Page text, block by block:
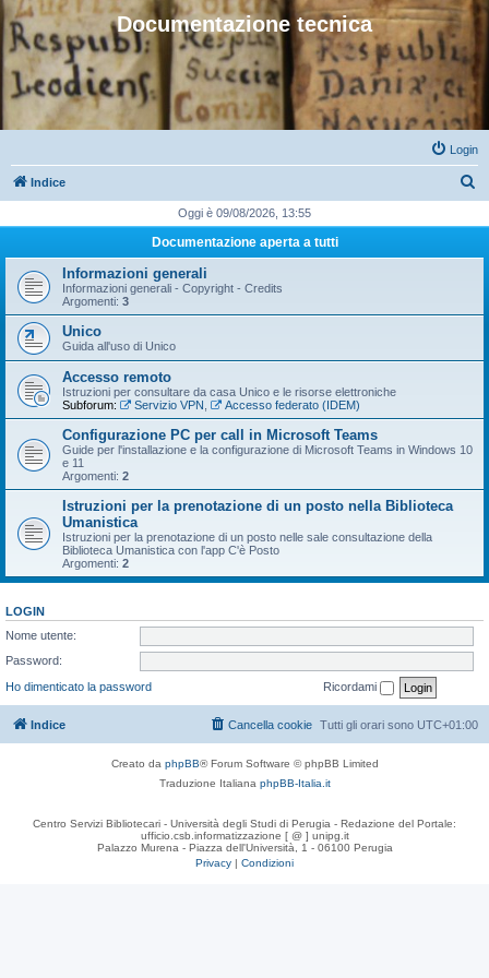
Documentazione tecnica
Login
Indice
c
Oggi è 09/08/2026, 13:55
Documentazione aperta a tutti
Informazioni generali
Informazioni generali - Copyright - Credits
Argomenti: 3
Unico
Guida all'uso di Unico
Accesso remoto
Istruzioni per consultare da casa Unico e le risorse elettroniche
Subforum:
Servizio VPN Accesso federato (IDEM)
Configurazione PC per call in Microsoft Teams
Guide per l'installazione e la configurazione di Microsoft Teams in Windows 10
e 11
Argomenti: 2
Istruzioni per la prenotazione di un posto nella Biblioteca
Umanistica
Istruzioni per la prenotazione di un posto nelle sale consultazione della
Biblioteca Umanistica con l'app C'è Posto
Argomenti: 2
LOGIN
Nome utente:
Password:
Ho dimenticato la password
Ricordami
Indice Tutti gli orari sono UTC+01:00
Cancella cookie
Creato da phpBB® Forum Software © phpBB Limited
Traduzione Italiana phpBB-Italia.it
Centro Servizi Bibliotecari - Università degli Studi di Perugia - Redazione del Portale:
ufficio.csb.informatizzazione [ @ ] unipg.it
Palazzo Murena - Piazza dell'Università, 1 - 06100 Perugia
Privacy | Condizioni